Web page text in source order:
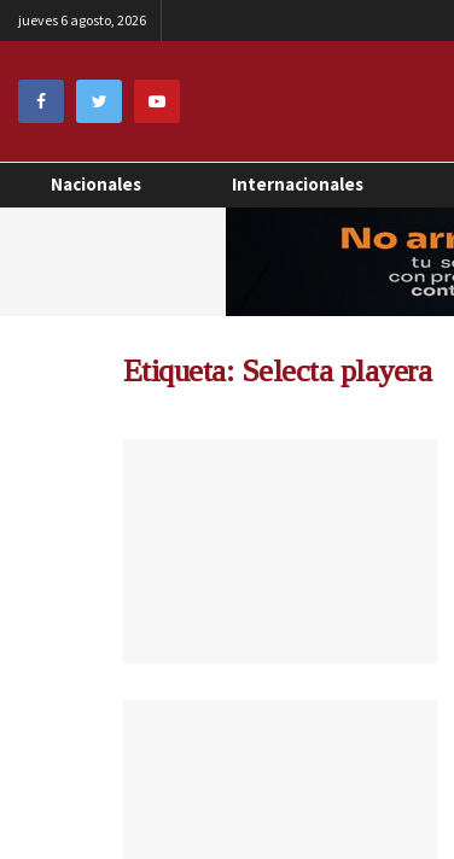
jueves 6 agosto, 2026
Nacionales Internacionales
Etiqueta: Selecta playera